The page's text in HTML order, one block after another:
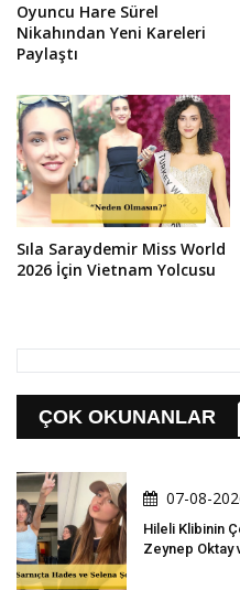
Oyuncu Hare Sürel
Nikahından Yeni Kareleri
Paylaştı
Sıla Saraydemir Miss World
2026 İçin Vietnam Yolcusu
ÇOK OKUNANLAR
07-08-
Hileli Klibinin
Zeynep Oktay